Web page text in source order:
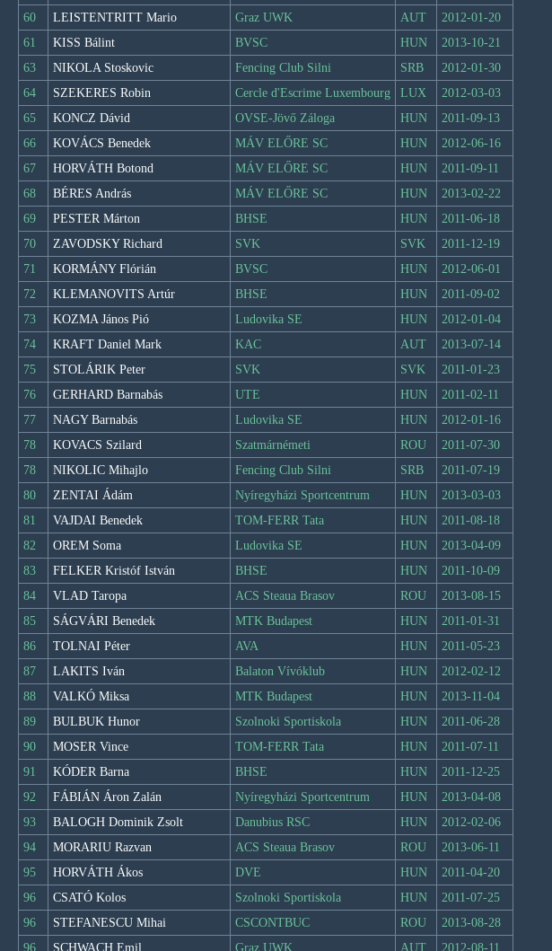
60
LEISTENTRITT Mario Graz UWK AUT
2012-01-20
61
KISS Bálint BVSC HUN
2013-10-21
63
NIKOLA Stoskovic Fencing Club Silni SRB
2012-01-30
64
SZEKERES Robin Cercle d'Escrime Luxembourg LUX
2012-03-03
65
KONCZ Dávid OVSE-Jövő Záloga HUN
2011-09-13
66
KOVÁCS Benedek MÁV ELŐRE SC HUN
2012-06-16
67
HORVÁTH Botond MÁV ELŐRE SC HUN
2011-09-11
68
BÉRES András MÁV ELŐRE SC HUN
2013-02-22
69
PESTER Márton BHSE HUN
2011-06-18
70
ZAVODSKY Richard SVK SVK
2011-12-19
71
KORMÁNY Flórián BVSC HUN
2012-06-01
72
KLEMANOVITS Artúr BHSE HUN
2011-09-02
73
KOZMA János Pió Ludovika SE HUN
2012-01-04
74
KRAFT Daniel Mark KAC AUT
2013-07-14
75
STOLÁRIK Peter SVK SVK
2011-01-23
76
GERHARD Barnabás UTE HUN
2011-02-11
77
NAGY Barnabás Ludovika SE HUN
2012-01-16
78
KOVACS Szilard Szatmárnémeti ROU
2011-07-30
78
NIKOLIC Mihajlo Fencing Club Silni SRB
2011-07-19
80
ZENTAI Ádám Nyíregyházi Sportcentrum HUN
2013-03-03
81
VAJDAI Benedek TOM-FERR Tata HUN
2011-08-18
82
OREM Soma Ludovika SE HUN
2013-04-09
83
FELKER Kristóf István BHSE HUN
2011-10-09
84
VLAD Taropa ACS Steaua Brasov ROU
2013-08-15
85
SÁGVÁRI Benedek MTK Budapest HUN
2011-01-31
86
TOLNAI Péter AVA HUN
2011-05-23
87
LAKITS Iván Balaton Vívóklub HUN
2012-02-12
88
VALKÓ Miksa MTK Budapest HUN
2013-11-04
89
BULBUK Hunor Szolnoki Sportiskola HUN
2011-06-28
90
MOSER Vince TOM-FERR Tata HUN
2011-07-11
91
KÓDER Barna BHSE HUN
2011-12-25
92
FÁBIÁN Áron Zalán Nyíregyházi Sportcentrum HUN
2013-04-08
93
BALOGH Dominik Zsolt Danubius RSC HUN
2012-02-06
94
MORARIU Razvan ACS Steaua Brasov ROU
2013-06-11
95
HORVÁTH Ákos DVE HUN
2011-04-20
96
CSATÓ Kolos Szolnoki Sportiskola HUN
2011-07-25
96
STEFANESCU Mihai CSCONTBUC ROU
2013-08-28
96
SCHWACH Emil Graz UWK AUT 2012-08-11